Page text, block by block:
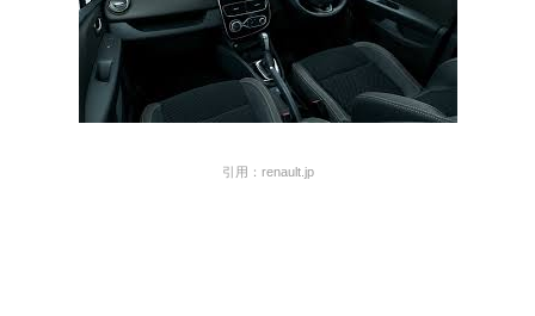
引用：renault.jp